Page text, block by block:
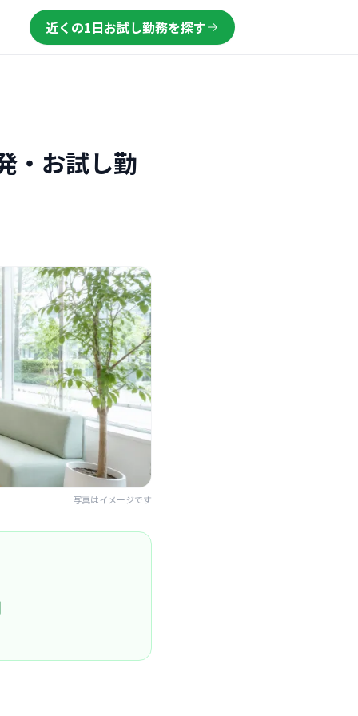
近くの1日お試し勤務を探す
・お試し勤
写真はイメージです